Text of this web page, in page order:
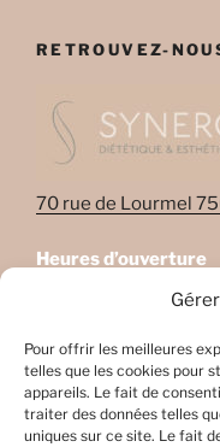
Pour offrir les meilleures
telles que les cookies pour
appareils. Le fait de
traiter des données telles
uniques sur ce site. Le fait
RETROUVEZ-
70 rue de Lourmel
Heures d’ouverture
Lundi: 08:45–22:00
Mercredi: Fermé
Jeudi: 08:45-17h45
Vendredi: 08:45-
Samedi: Fermé